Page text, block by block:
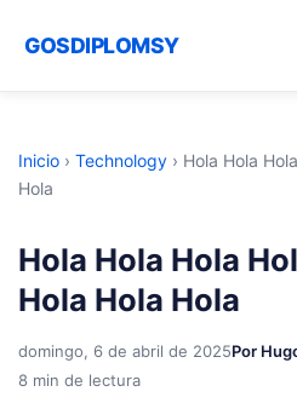
GOSDIPLOMSY
Inicio › Technology › Hola Hola
Hola
Hola Hola Hola
Hola Hola Hola
domingo, 6 de abril de 2025Por
8 min de lectura